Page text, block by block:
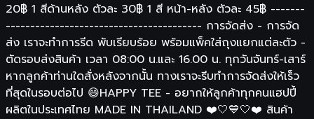
20฿ 1 สีด้านหลัง ตัวละ 30฿ 1 สี หน้า-หลัง ตัวละ 45฿ -------
---------------------------------------- การจัดส่ง - การจัด
ส่ง เราจะทำการรีด พับเรียบร้อย พร้อมแพ็คใส่ถุงแยกแต่ละตัว -
ตัดรอบส่งสินค้า เวลา 08:00 น.และ 16.00 น. ทุกวันจันทร์-เสาร์
หากลูกค้าท่านใดสั่งหลังจากนั้น ทางเราจะรีบทำการจัดส่งให้เร็ว
ที่สุดในรอบต่อไป 😄HAPPY TEE - อยากให้ลูกค้าทุกคนแฮปปี้
ผลิตในประเทศไทย MADE IN THAILAND ❤️🤍💙🤍❤️ สินค้า